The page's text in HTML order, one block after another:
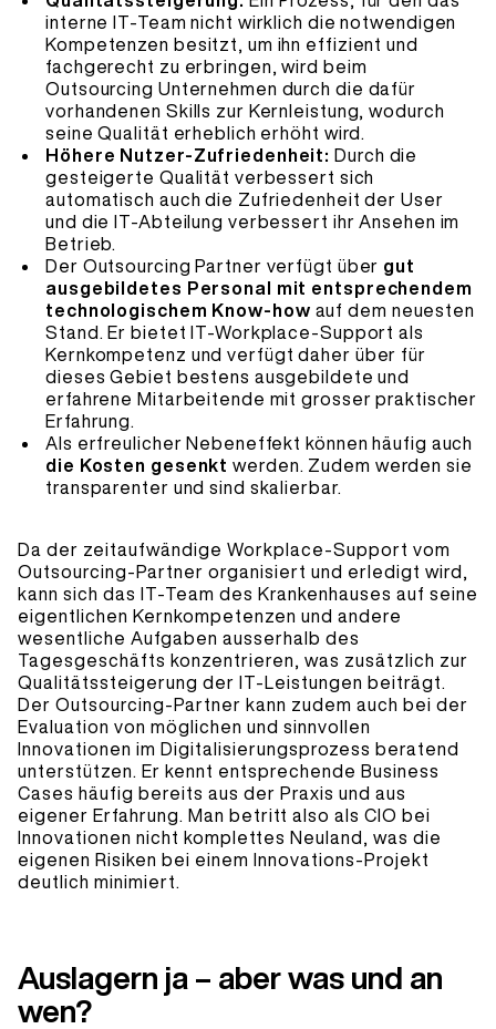
interne IT-Team nicht wirklich die notwendigen
Kompetenzen besitzt, um ihn effizient und
fachgerecht zu erbringen, wird beim
Outsourcing Unternehmen durch die dafür
vorhandenen Skills zur Kernleistung, wodurch
seine Qualität erheblich erhöht wird.
Höhere Nutzer-Zufriedenheit: Durch die
gesteigerte Qualität verbessert sich
automatisch auch die Zufriedenheit der User
und die IT-Abteilung verbessert ihr Ansehen im
Betrieb.
Der Outsourcing Partner verfügt über gut
ausgebildetes Personal mit entsprechendem
technologischem Know-how auf dem neuesten
Stand. Er bietet IT-Workplace-Support als
Kernkompetenz und verfügt daher über für
dieses Gebiet bestens ausgebildete und
erfahrene Mitarbeitende mit grosser praktischer
Erfahrung.
Als erfreulicher Nebeneffekt können häufig auch
die Kosten gesenkt werden. Zudem werden sie
transparenter und sind skalierbar.
Da der zeitaufwändige Workplace-Support vom
Outsourcing-Partner organisiert und erledigt wird,
kann sich das IT-Team des Krankenhauses auf seine
eigentlichen Kernkompetenzen und andere
wesentliche Aufgaben ausserhalb des
Tagesgeschäfts konzentrieren, was zusätzlich zur
Qualitätssteigerung der IT-Leistungen beiträgt.
Der Outsourcing-Partner kann zudem auch bei der
Evaluation von möglichen und sinnvollen
Innovationen im Digitalisierungsprozess beratend
unterstützen. Er kennt entsprechende Business
Cases häufig bereits aus der Praxis und aus
eigener Erfahrung. Man betritt also als CIO bei
Innovationen nicht komplettes Neuland, was die
eigenen Risiken bei einem Innovations-Projekt
deutlich minimiert.
Auslagern ja – aber was und an
wen?